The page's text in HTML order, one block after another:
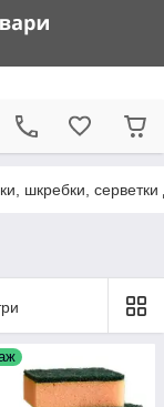
шкребки,